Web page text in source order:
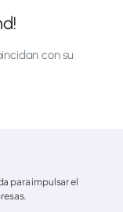
con su
para impulsar el